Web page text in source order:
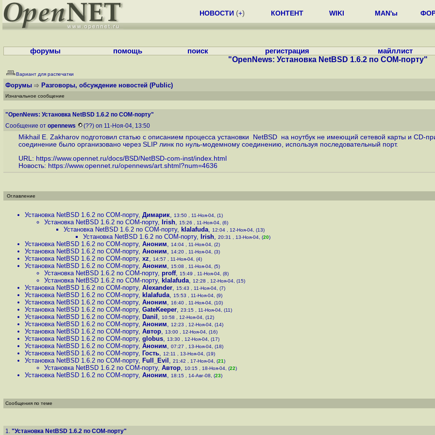
НОВОСТИ (+) КОНТЕНТ WIKI MAN'ы
форумы помощь поиск регистрация майллист
"OpenNews: Установка NetBSD 1.6.2 по COM-порту"
Вариант для распечатки
Форумы Разговоры, обсуждение новостей (Public)
Изначальное сообщение
"OpenNews: Установка NetBSD 1.6.2 по COM-порту"
Сообщение от opennews (??) on 11-Ноя-04, 13:50
Mikhail E. Zakharov подготовил статью с описанием процесса установки NetBSD на ноутбук не имеющий сетевой карты и CD-
соединение было организовано через SLIP линк по нуль-модемному соединению, используя последовательный порт.
URL: https://www.opennet.ru/docs/BSD/NetBSD-com-inst/index.html
Новость: https://www.opennet.ru/opennews/art.shtml?num=4636
Оглавление
Установка NetBSD 1.6.2 по COM-порту, Димарик, 13:50 , 11-Ноя-04, (1)
Установка NetBSD 1.6.2 по COM-порту, Irish, 15:26 , 11-Ноя-04, (6)
Установка NetBSD 1.6.2 по COM-порту, klalafuda, 12:04 , 12-Ноя-04, (13)
Установка NetBSD 1.6.2 по COM-порту, Irish, 20:31 , 13-Ноя-04, (20)
Установка NetBSD 1.6.2 по COM-порту, Аноним, 14:04 , 11-Ноя-04, (2)
Установка NetBSD 1.6.2 по COM-порту, Аноним, 14:20 , 11-Ноя-04, (3)
Установка NetBSD 1.6.2 по COM-порту, xz, 14:57 , 11-Ноя-04, (4)
Установка NetBSD 1.6.2 по COM-порту, Аноним, 15:08 , 11-Ноя-04, (5)
Установка NetBSD 1.6.2 по COM-порту, proff, 15:49 , 11-Ноя-04, (8)
Установка NetBSD 1.6.2 по COM-порту, klalafuda, 12:28 , 12-Ноя-04, (15)
Установка NetBSD 1.6.2 по COM-порту, Alexander, 15:43 , 11-Ноя-04, (7)
Установка NetBSD 1.6.2 по COM-порту, klalafuda, 15:53 , 11-Ноя-04, (9)
Установка NetBSD 1.6.2 по COM-порту, Аноним, 16:40 , 11-Ноя-04, (10)
Установка NetBSD 1.6.2 по COM-порту, GateKeeper, 23:15 , 11-Ноя-04, (11)
Установка NetBSD 1.6.2 по COM-порту, Danil , 10:58 , 12-Ноя-04, (12)
Установка NetBSD 1.6.2 по COM-порту, Аноним, 12:23 , 12-Ноя-04, (14)
Установка NetBSD 1.6.2 по COM-порту, Автор, 13:00 , 12-Ноя-04, (16)
Установка NetBSD 1.6.2 по COM-порту, globus, 13:30 , 12-Ноя-04, (17)
Установка NetBSD 1.6.2 по COM-порту, Аноним, 07:27 , 13-Ноя-04, (18)
Установка NetBSD 1.6.2 по COM-порту, Гость, 12:11 , 13-Ноя-04, (19)
Установка NetBSD 1.6.2 по COM-порту, Full_Evil , 21:42 , 17-Ноя-04, (21)
Установка NetBSD 1.6.2 по COM-порту, Автор, 10:15 , 18-Ноя-04, (22)
Установка NetBSD 1.6.2 по COM-порту, Аноним, 18:15 , 14-Авг-08, (23)
Сообщения по теме
1. "Установка NetBSD 1.6.2 по COM-порту"